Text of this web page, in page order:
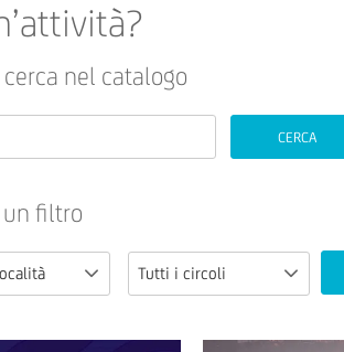
nel catalogo
CERCA
filtro
Tutti i circoli